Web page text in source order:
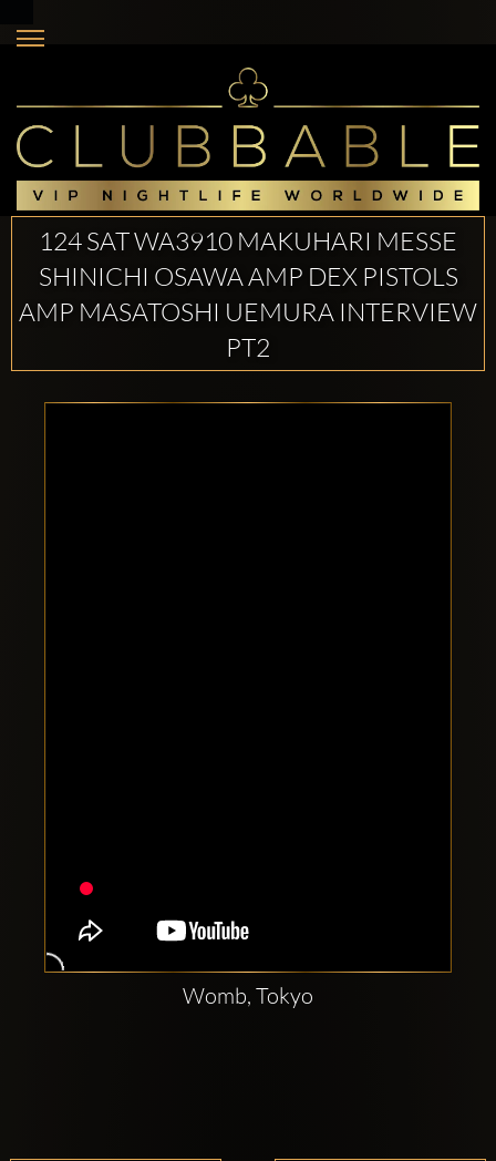
124 SAT WA3910 MAKUHARI MESSE
SHINICHI OSAWA AMP DEX PISTOLS
AMP MASATOSHI UEMURA INTERVIEW
PT2
Womb, Tokyo